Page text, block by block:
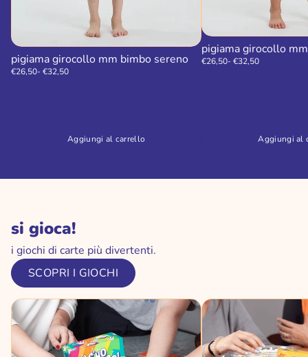
pigiama girocollo mm bimbo sereno
€26,50- €32,50
Aggiungi al carrello
pigiama girocollo
€26,50- €32,50
Aggiungi al
si gioca!
i giochi di carte più divertenti.
SCOPRI I GIOCHI